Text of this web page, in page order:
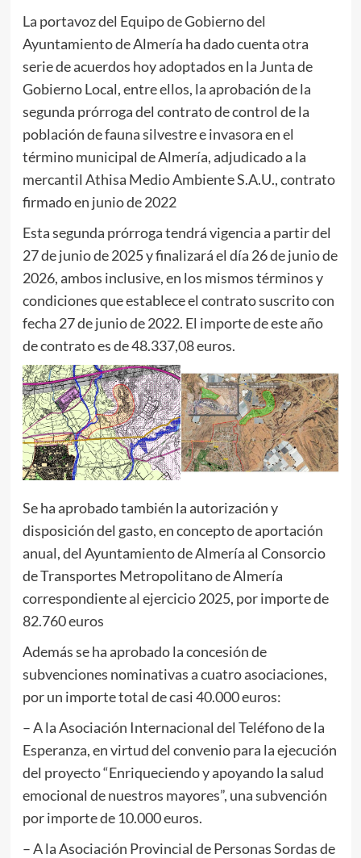
La portavoz del Equipo de Gobierno del
Ayuntamiento de Almería ha dado cuenta otra
serie de acuerdos hoy adoptados en la Junta de
Gobierno Local, entre ellos, la aprobación de la
segunda prórroga del contrato de control de la
población de fauna silvestre e invasora en el
término municipal de Almería, adjudicado a la
mercantil Athisa Medio Ambiente S.A.U., contrato
firmado en junio de 2022
Esta segunda prórroga tendrá vigencia a partir del
27 de junio de 2025 y finalizará el día 26 de junio de
2026, ambos inclusive, en los mismos términos y
condiciones que establece el contrato suscrito con
fecha 27 de junio de 2022. El importe de este año
de contrato es de 48.337,08 euros.
Se ha aprobado también la autorización y
disposición del gasto, en concepto de aportación
anual, del Ayuntamiento de Almería al Consorcio
de Transportes Metropolitano de Almería
correspondiente al ejercicio 2025, por importe de
82.760 euros
Además se ha aprobado la concesión de
subvenciones nominativas a cuatro asociaciones,
por un importe total de casi 40.000 euros:
– A la Asociación Internacional del Teléfono de la
Esperanza, en virtud del convenio para la ejecución
del proyecto “Enriqueciendo y apoyando la salud
emocional de nuestros mayores”, una subvención
por importe de 10.000 euros.
– A la Asociación Provincial de Personas Sordas de